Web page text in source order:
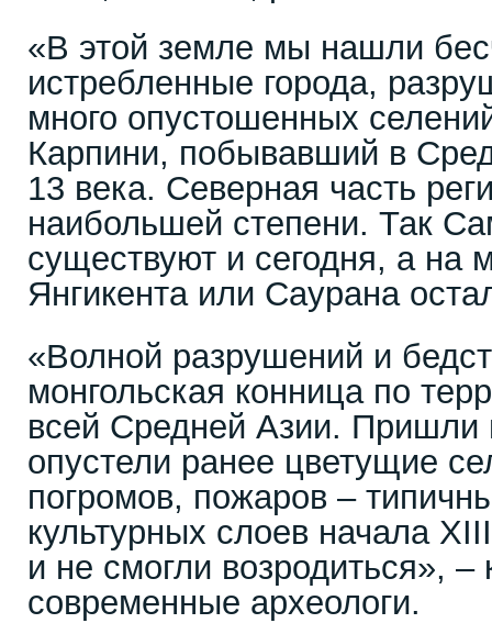
«В этой земле мы нашли
истребленные города,
много опустошенных
Карпини, побывавший в
13 века. Северная часть
наибольшей степени. Так
существуют и сегодня, а на
Янгикента или Саурана
«Волной разрушений и
монгольская конница по
всей Средней Азии. Пришли
опустели ранее цветущие
погромов, пожаров –
культурных слоев начала
и не смогли возродиться», –
современные археологи.